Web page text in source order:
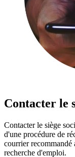
Contacter le
Contacter le siège
d'une procédure de
courrier recommandé
recherche d'emploi.